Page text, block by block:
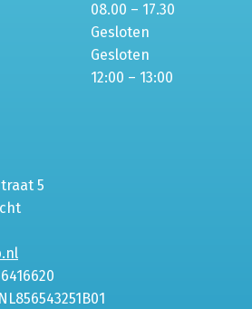
08.00 – 17.30
Gesloten
Gesloten
12:00 – 13:00
5